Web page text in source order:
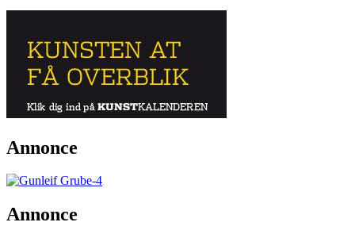
Annonce
Annonce